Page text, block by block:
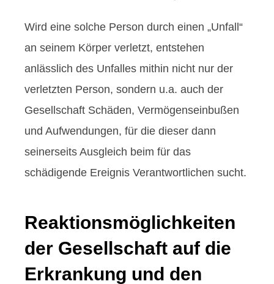
Wird eine solche Person durch einen „Unfall“
an seinem Körper verletzt, entstehen
anlässlich des Unfalles mithin nicht nur der
verletzten Person, sondern u.a. auch der
Gesellschaft Schäden, Vermögenseinbußen
und Aufwendungen, für die dieser dann
seinerseits Ausgleich beim für das
schädigende Ereignis Verantwortlichen sucht.
Reaktionsmöglichkeiten
der Gesellschaft auf die
Erkrankung und den